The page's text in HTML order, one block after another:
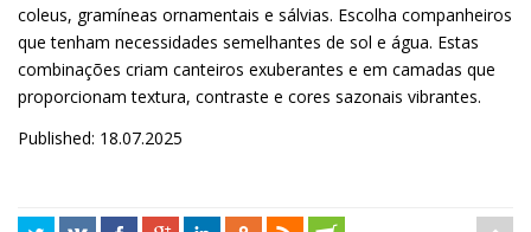
coleus, gramíneas ornamentais e sálvias. Escolha companheiros
que tenham necessidades semelhantes de sol e água. Estas
combinações criam canteiros exuberantes e em camadas que
proporcionam textura, contraste e cores sazonais vibrantes.
Published: 18.07.2025